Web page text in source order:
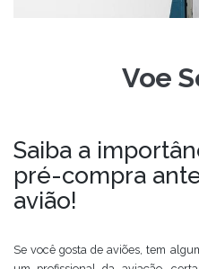
Voe
Saiba a
pré-compra
avião!
Se você gosta de aviões, tem